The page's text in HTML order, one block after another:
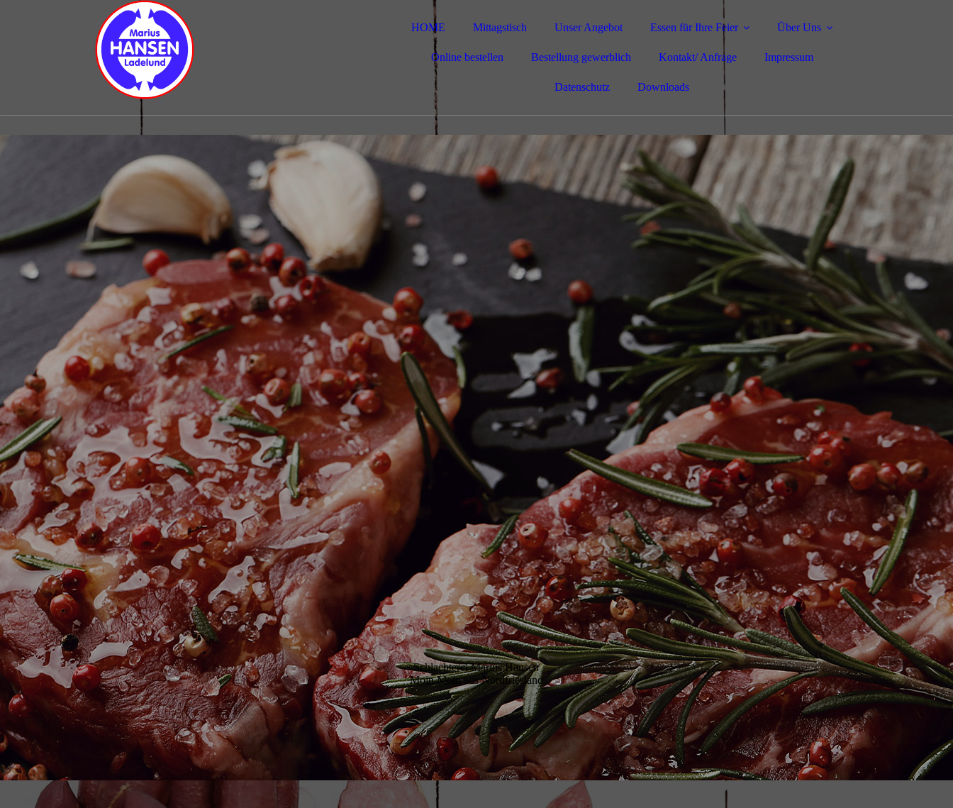
HOME Mittagstisch Unser Angebot Essen für Ihre Feier Über Uns
Online bestellen Bestellung gewerblich Kontakt/ Anfrage Impressum
Datenschutz Downloads
Schlachterei Marius Hansen
Moin Moin aus Nordfriesland